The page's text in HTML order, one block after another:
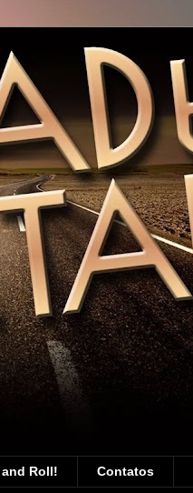
Roll! Contatos